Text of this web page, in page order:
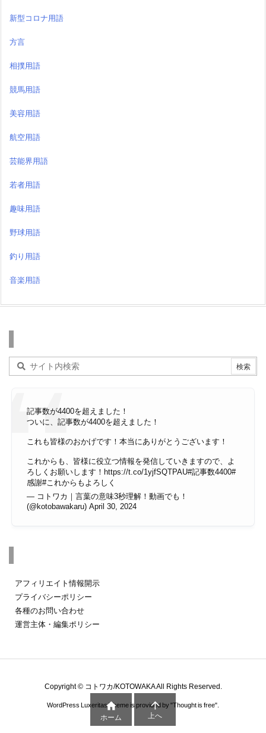
新型コロナ用語
方言
相撲用語
競馬用語
美容用語
航空用語
芸能界用語
若者用語
趣味用語
野球用語
釣り用語
音楽用語
記事数が4400を超えました！
ついに、記事数が4400を超えました！
これも皆様のおかげです！本当にありがとうございます！
これからも、皆様に役立つ情報を発信していきますので、よ
ろしくお願いします！ https://t.co/1yjfSQTPAU#記事数4400#
感謝#これからもよろしく
— コトワカ｜言葉の意味3秒理解！動画でも！
(@kotobawakaru) April 30, 2024
アフィリエイト情報開示
プライバシーポリシー
各種のお問い合わせ
運営主体・編集ポリシー
Copyright © コトワカ/KOTOWAKAAll Rights Reserved.
WordPress Luxeritas Theme is provided by "Thought is free".

ホーム

上へ